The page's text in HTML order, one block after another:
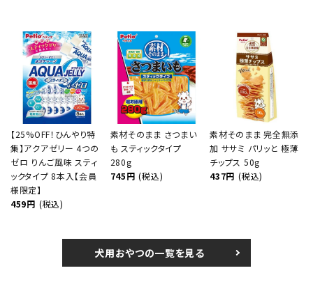
【25%OFF！ひんやり特
集】アクアゼリー 4つの
ゼロ りんご風味 スティ
ックタイプ 8本入【会員
様限定】
459円 (税込)
素材そのまま さつまい
も スティックタイプ
280g
745円 (税込)
素材そのまま 完全無添
加 ササミ パリッと 極薄
チップス 50g
437円 (税込)
犬用おやつの一覧を見る